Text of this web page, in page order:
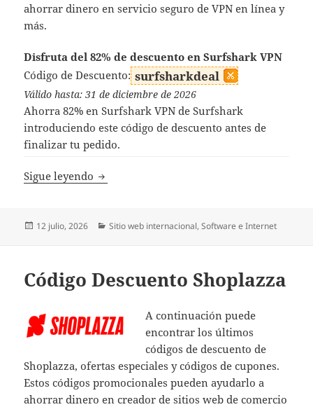
ahorrar dinero en servicio seguro de VPN en línea y
más.
Disfruta del 82% de descuento en Surfshark VPN
Código de Descuento: surfsharkdeal
Válido hasta: 31 de diciembre de 2026
Ahorra 82% en Surfshark VPN de Surfshark
introduciendo este código de descuento antes de
finalizar tu pedido.
Sigue leyendo Código de Descuento Surfshark
Publicado
12 julio, 2026 Categorías
Sitio web internacional,Software e Internet
Código Descuento Shoplazza
A continuación puede
encontrar los últimos
códigos de descuento de
Shoplazza, ofertas especiales y códigos de cupones.
Estos códigos promocionales pueden ayudarlo a
ahorrar dinero en creador de sitios web de comercio